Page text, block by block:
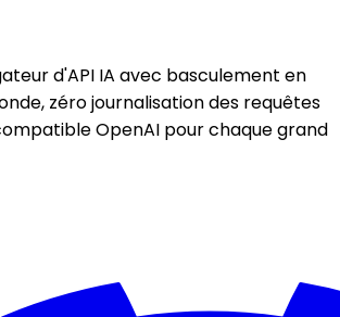
d'API IA avec basculement en
zéro journalisation des requêtes
OpenAI pour chaque grand